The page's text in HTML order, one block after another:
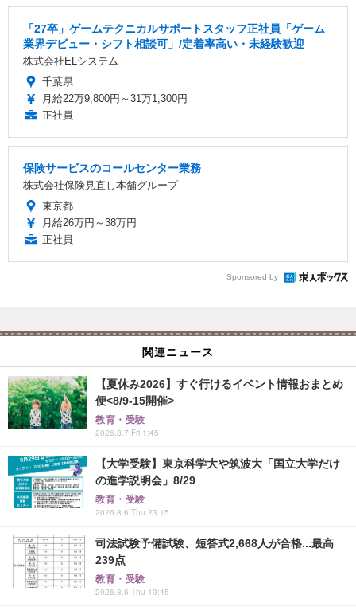
「27卒」ゲームテクニカルサポートスタッフ正社員「ゲーム
業界デビュー・シフト相談可」/定着率高い・未経験歓迎
株式会社ELシステム
千葉県
月給22万9,800円～31万1,300円
正社員
保険サービスのコールセンター業務
株式会社保険見直し本舗グループ
東京都
月給26万円～38万円
正社員
Sponsored by
関連ニュース
【夏休み2026】すぐ行けるイベント情報おまとめ
便<8/9-15開催>
教育・受験
2026.8.7 Fri 1:45
【大学受験】東京科学大や筑波大「国立大学だけ
の進学説明会」8/29
教育・受験
2026.8.6 Thu 23:15
司法試験予備試験、短答式2,668人が合格...最高
239点
教育・受験
2026.8.6 Thu 19:45